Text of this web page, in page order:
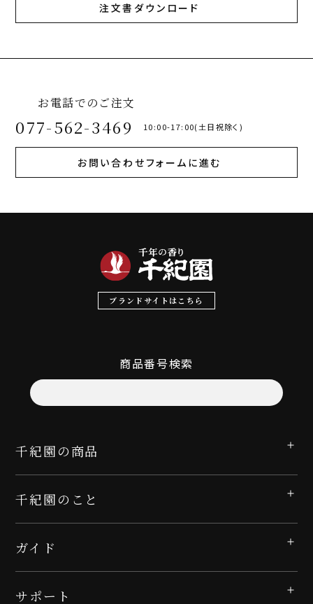
注文書ダウンロード
お電話でのご注文
077-562-3469 10:00-17:00(土日祝除く)
お問い合わせフォームに進む
ブランドサイトはこちら
商品番号検索
千紀園の商品
千紀園のこと
ガイド
サポート